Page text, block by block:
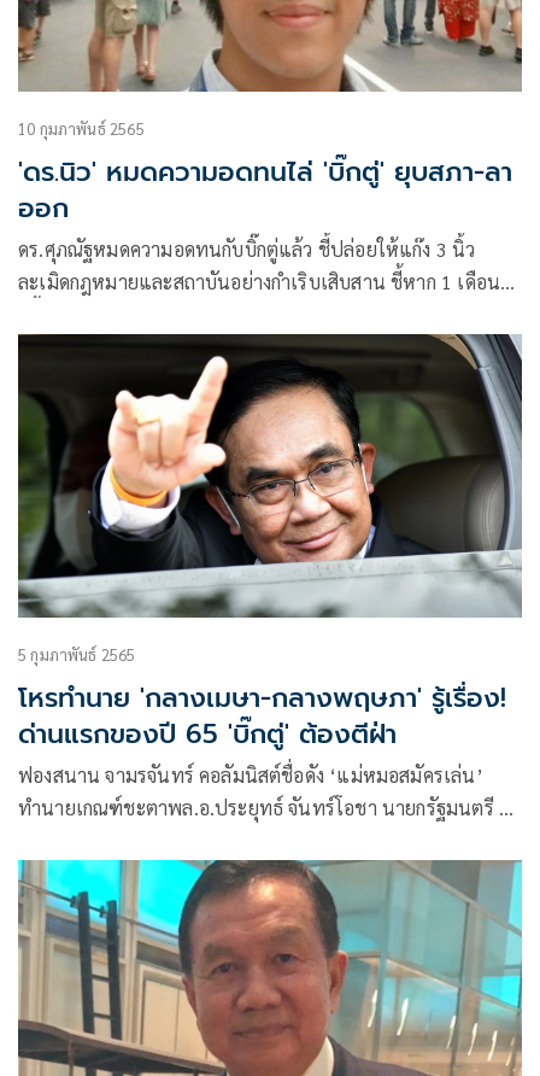
10 กุมภาพันธ์ 2565
'ดร.นิว' หมดความอดทนไล่ 'บิ๊กตู่' ยุบสภา-ลา
ออก
ดร.ศุภณัฐหมดความอดทนกับบิ๊กตู่แล้ว ชี้ปล่อยให้แก๊ง 3 นิ้ว
ละเมิดกฎหมายและสถาบันอย่างกำเริบเสิบสาน ชี้หาก 1 เดือนไม่
5 กุมภาพันธ์ 2565
โหรทำนาย 'กลางเมษา-กลางพฤษภา' รู้เรื่อง!
ด่านแรกของปี 65 'บิ๊กตู่' ต้องตีฝ่า
ฟองสนาน จามรจันทร์ คอลัมนิสต์ชื่อดัง ‘แม่หมอสมัครเล่น’
ทำนายเกณฑ์ชะตาพล.อ.ประยุทธ์ จันทร์โอชา นายกรัฐมนตรี ว่า